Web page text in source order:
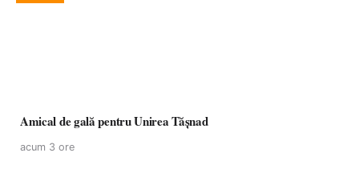
Amical de gală pentru Unirea Tășnad
acum 3 ore